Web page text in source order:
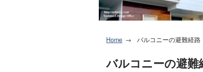
Home バルコニーの避難経
バルコニーの避難